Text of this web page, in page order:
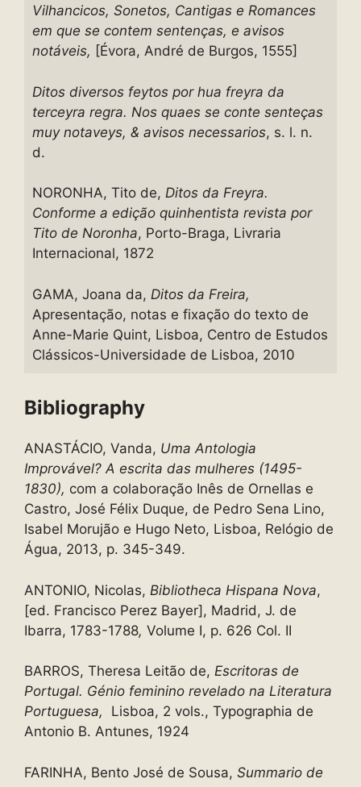
Vilhancicos, Sonetos, Cantigas e Romances
em que se contem sentenças, e avisos
notáveis, [Évora, André de Burgos, 1555]
Ditos diversos feytos por hua freyra da
terceyra regra. Nos quaes se conte senteças
muy notaveys, & avisos necessarios, s. l. n.
d.
NORONHA, Tito de, Ditos da Freyra.
Conforme a edição quinhentista revista por
Tito de Noronha, Porto-Braga, Livraria
Internacional, 1872
GAMA, Joana da, Ditos da Freira,
Apresentação, notas e fixação do texto de
Anne-Marie Quint, Lisboa, Centro de Estudos
Clássicos-Universidade de Lisboa, 2010
Bibliography
ANASTÁCIO, Vanda, Uma Antologia
Improvável? A escrita das mulheres (1495-
1830), com a colaboração Inês de Ornellas e
Castro, José Félix Duque, de Pedro Sena Lino,
Isabel Morujão e Hugo Neto, Lisboa, Relógio de
Água, 2013, p. 345-349.
ANTONIO, Nicolas, Bibliotheca Hispana Nova,
[ed. Francisco Perez Bayer], Madrid, J. de
Ibarra, 1783-1788, Volume I, p. 626 Col. II
BARROS, Theresa Leitão de, Escritoras de
Portugal. Génio feminino revelado na Literatura
Portuguesa,
Lisboa, 2 vols., Typographia de
Antonio B. Antunes, 1924
FARINHA, Bento José de Sousa, Summario de